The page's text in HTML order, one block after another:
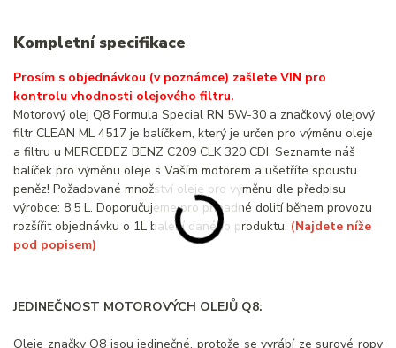
Kompletní specifikace
Prosím s objednávkou (v poznámce) zašlete VIN pro
kontrolu vhodnosti olejového filtru.
Motorový olej Q8 Formula Special RN 5W-30 a značkový olejový
filtr CLEAN ML 4517 je balíčkem, který je určen pro výměnu oleje
a filtru u MERCEDEZ BENZ C209 CLK 320 CDI. Seznamte náš
balíček pro výměnu oleje s Vaším motorem a ušetříte spoustu
peněz! Požadované množství oleje pro výměnu dle předpisu
výrobce: 8,5 L. Doporučujeme pro případné dolití během provozu
rozšířit objednávku o 1L balení daného produktu. (Najdete níže
pod popisem)
JEDINEČNOST MOTOROVÝCH OLEJŮ Q8:
Oleje značky Q8 jsou jedinečné, protože se vyrábí ze surové ropy